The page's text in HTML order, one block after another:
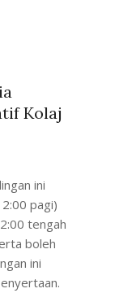
Kolaj
ini
pagi)
tengah
boleh
ini